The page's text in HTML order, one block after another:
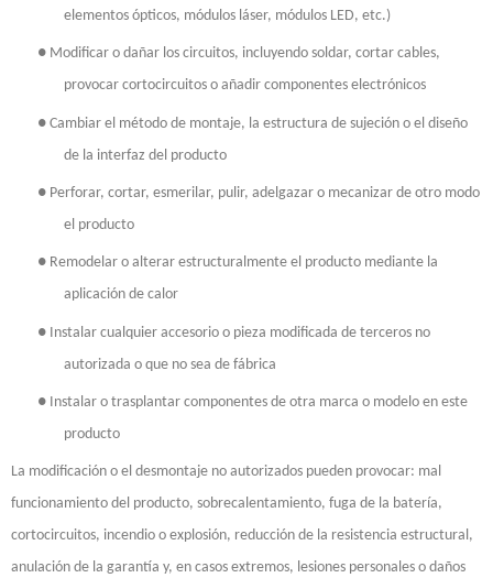
elementos ópticos, módulos láser, módulos LED, etc.)
● Modificar o dañar los circuitos, incluyendo soldar, cortar cables,
provocar cortocircuitos o añadir componentes electrónicos
● Cambiar el método de montaje, la estructura de sujeción o el diseño
de la interfaz del producto
● Perforar, cortar, esmerilar, pulir, adelgazar o mecanizar de otro modo
el producto
● Remodelar o alterar estructuralmente el producto mediante la
aplicación de calor
● Instalar cualquier accesorio o pieza modificada de terceros no
autorizada o que no sea de fábrica
● Instalar o trasplantar componentes de otra marca o modelo en este
producto
La modificación o el desmontaje no autorizados pueden provocar: mal
funcionamiento del producto, sobrecalentamiento, fuga de la batería,
cortocircuitos, incendio o explosión, reducción de la resistencia estructural,
anulación de la garantía y, en casos extremos, lesiones personales o daños